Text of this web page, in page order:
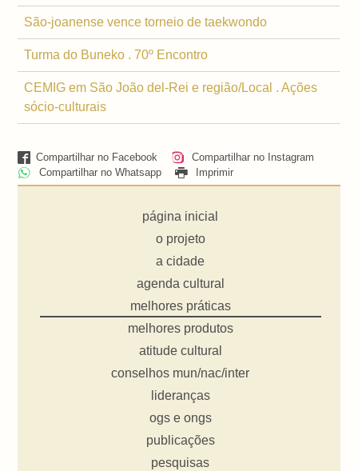
São-joanense vence torneio de taekwondo
Turma do Buneko . 70º Encontro
CEMIG em São João del-Rei e região/Local . Ações
sócio-culturais
Compartilhar no Facebook
Compartilhar no Instagram
Compartilhar no Whatsapp
Imprimir
página inicial
o projeto
a cidade
agenda cultural
melhores práticas
melhores produtos
atitude cultural
conselhos mun/nac/inter
lideranças
ogs e ongs
publicações
pesquisas